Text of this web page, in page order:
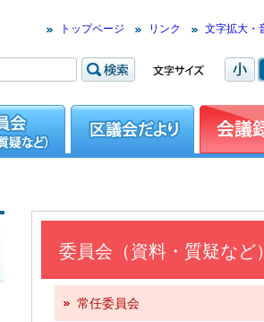
トップページ リンク 文字拡大・
委員会（資料・質疑など）
常任委員会